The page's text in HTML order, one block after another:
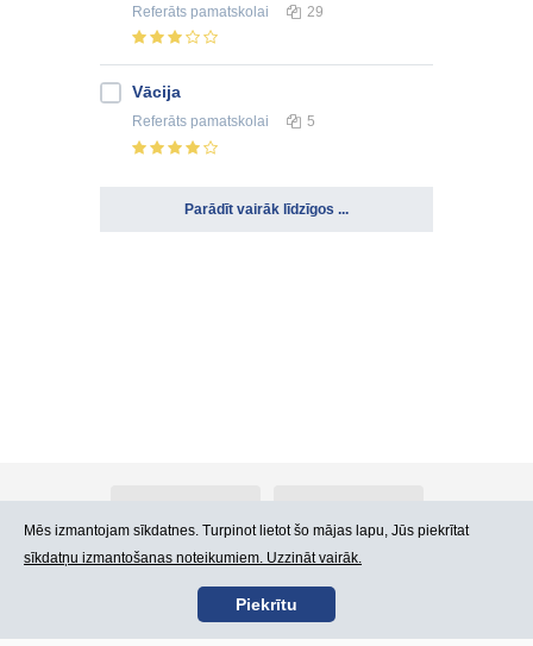
Referāts pamatskolai 29
Vācija
Referāts pamatskolai 5
Parādīt vairāk līdzīgos ...
Kontakti Lietošanas noteikumi
Mēs izmantojam sīkdatnes. Turpinot lietot šo mājas lapu, Jūs piekrītat
sīkdatņu izmantošanas noteikumiem. Uzzināt vairāk.
Piekrītu